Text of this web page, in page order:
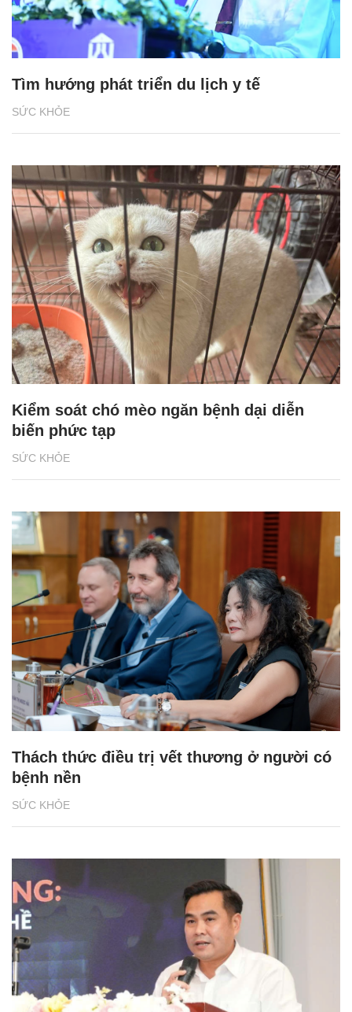
SỨC KHỎE
Tìm hướng phát triển du lịch y tế
SỨC KHỎE
Kiểm soát chó mèo ngăn bệnh dại diễn
biến phức tạp
SỨC KHỎE
Thách thức điều trị vết thương ở người có
bệnh nền